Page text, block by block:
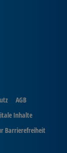
AGB
Inhalte
Barrierefreiheit